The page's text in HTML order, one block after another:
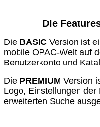
Die
Die BASIC Version ist
mobile OPAC-Welt auf
Benutzerkonto und
Die PREMIUM Version
Logo, Einstellungen
erweiterten Suche